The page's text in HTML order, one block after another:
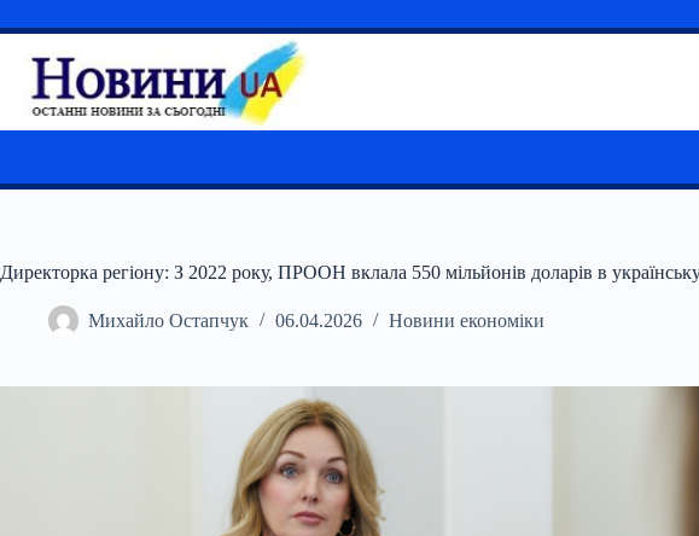
до
вмісту
Директорка регіону: З 2022 року, ПРООН вклала 550 мільйонів доларів в
Михайло Остапчук 06.04.2026 Новини економіки